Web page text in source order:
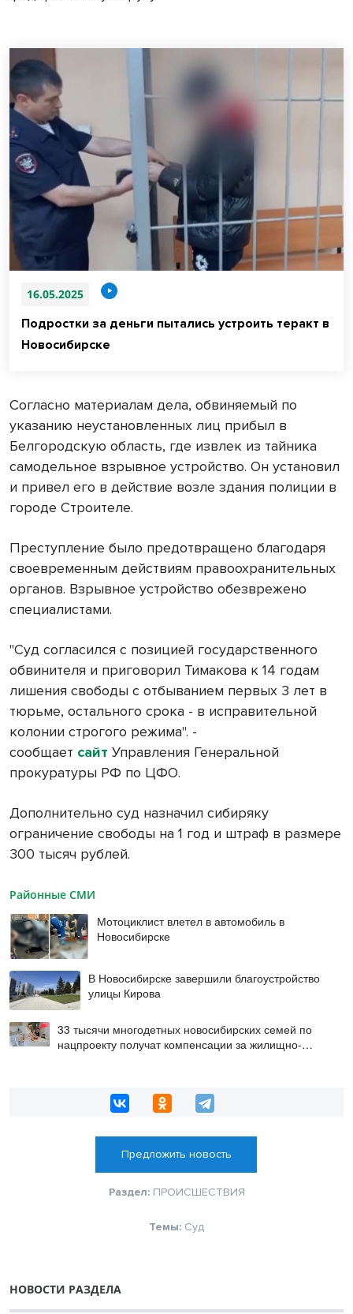
16.05.2025
Подростки за деньги пытались устроить теракт в
Новосибирске
Согласно материалам дела, обвиняемый по
указанию неустановленных лиц прибыл в
Белгородскую область, где извлек из тайника
самодельное взрывное устройство. Он установил
и привел его в действие возле здания полиции в
городе Строителе.
Преступление было предотвращено благодаря
своевременным действиям правоохранительных
органов. Взрывное устройство обезврежено
специалистами.
"Суд согласился с позицией государственного
обвинителя и приговорил Тимакова к 14 годам
лишения свободы с отбыванием первых 3 лет в
тюрьме, остального срока - в исправительной
колонии строгого режима". -
сообщает сайт Управления Генеральной
прокуратуры РФ по ЦФО.
Дополнительно суд назначил сибиряку
ограничение свободы на 1 год и штраф в размере
300 тысяч рублей.
Районные СМИ
Мотоциклист влетел в автомобиль в
Новосибирске
В Новосибирске завершили благоустройство
улицы Кирова
33 тысячи многодетных новосибирских семей по
нацпроекту получат компенсации за жилищно-
Предложить новость
Раздел: ПРОИСШЕСТВИЯ
Темы: Суд
НОВОСТИ РАЗДЕЛА